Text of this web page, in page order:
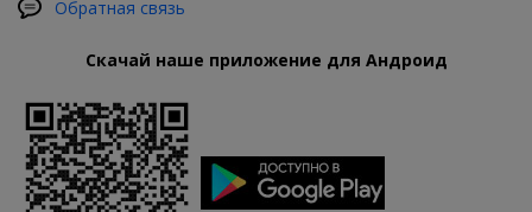
Обратная связь
Скачай наше приложение для Андроид